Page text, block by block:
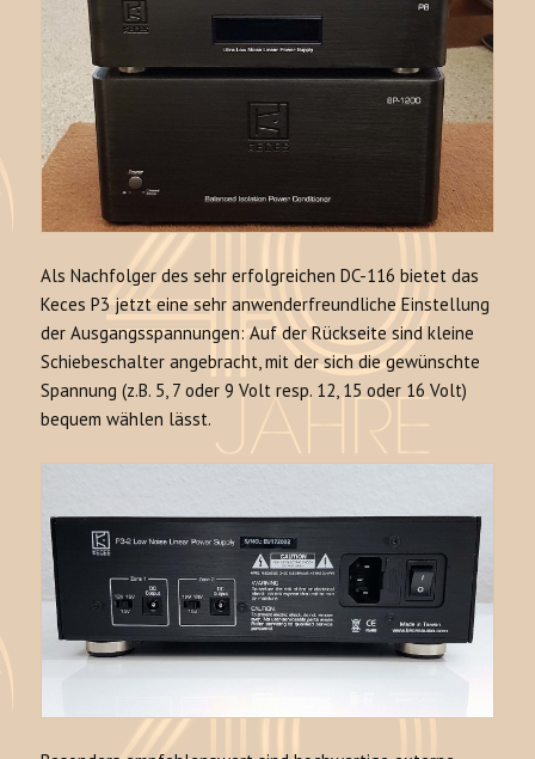
Als Nachfolger des sehr erfolgreichen DC-116 bietet das
Keces P3 jetzt eine sehr anwenderfreundliche Einstellung
der Ausgangsspannungen: Auf der Rückseite sind kleine
Schiebeschalter angebracht, mit der sich die gewünschte
Spannung (z.B. 5, 7 oder 9 Volt resp. 12, 15 oder 16 Volt)
bequem wählen lässt.